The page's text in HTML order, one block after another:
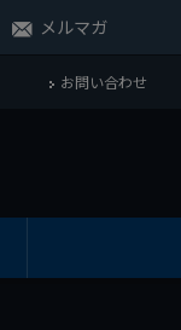
メルマガ
お問い合わせ